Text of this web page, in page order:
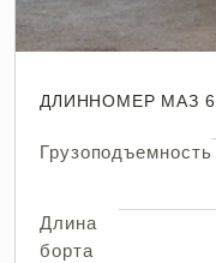
ДЛИННОМЕР МАЗ
Грузоподъемность
Длина
борта